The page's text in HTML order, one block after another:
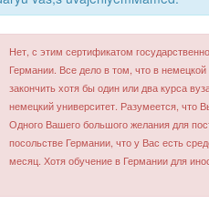
Нет, с этим сертификатом
Германии. Все дело в том, что в
закончить хотя бы один или два курса
немецкий университет. Разумеется, что
Одного Вашего большого желания для
посольстве Германии, что у Вас есть
месяц. Хотя обучение в Германии для